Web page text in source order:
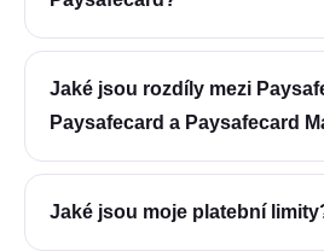
Jaké jsou rozdíly mezi
Paysafecard a Paysafecard
Jaké jsou moje platební